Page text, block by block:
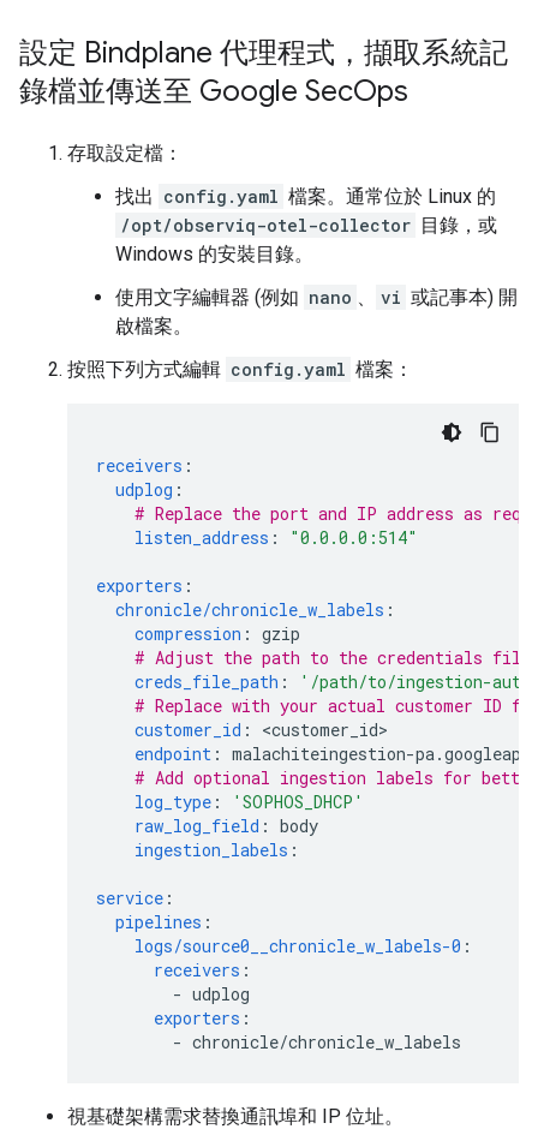
設定 Bindplane 代理程式，擷取系統記
錄檔並傳送至 Google SecOps
存取設定檔：
找出 config.yaml 檔案。通常位於 Linux 的
/opt/observiq-otel-collector 目錄，或
Windows 的安裝目錄。
使用文字編輯器 (例如 nano 、 vi 或記事本) 開
啟檔案。
按照下列方式編輯 config.yaml 檔案：
receivers :
udplog :
# Replace the port and IP address as
listen_address : "0.0.0.0:514"
exporters :
chronicle/chronicle_w_labels :
compression : gzip
# Adjust the path to the credentials file
creds_file_path :
'/path/to/ingestion-
# Replace with your actual customer ID
customer_id : <customer_id
endpoint : malachiteingestion-
# Add optional ingestion labels for
log_type :
'SOPHOS_DHCP'
raw_log_field : body
ingestion_labels :
service :
pipelines :
logs/source0__chronicle_w_labels-0 :
receivers :
- udplog
exporters :
- chronicle/chronicle_w_labels
視基礎架構需求替換通訊埠和 IP 位址。